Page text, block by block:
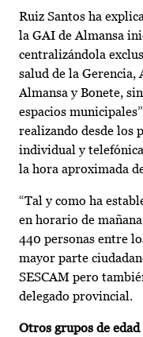
Ruiz Santos ha
la GAI de Almansa
centralizándola
salud de la Gerencia,
Almansa y Bonete,
espacios
realizando desde los
individual y
la hora aproximada
“Tal y como ha
en horario de
440 personas entre
mayor parte
SESCAM pero
delegado provincial.
Otros grupos de edad